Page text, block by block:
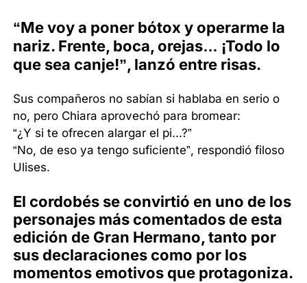
“Me voy a poner bótox y operarme la
nariz. Frente, boca, orejas… ¡Todo lo
que sea canje!”, lanzó entre risas.
Sus compañeros no sabían si hablaba en serio o
no, pero Chiara aprovechó para bromear:
“¿Y si te ofrecen alargar el pi...?”
“No, de eso ya tengo suficiente”, respondió filoso
Ulises.
El cordobés se convirtió en uno de los
personajes más comentados de esta
edición de Gran Hermano, tanto por
sus declaraciones como por los
momentos emotivos que protagoniza.